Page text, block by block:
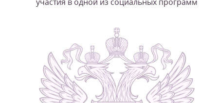
участия в одной из социальных программ